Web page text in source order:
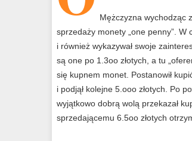
Mężczyzna wychodząc
sprzedaży monety „one penny”. W
i również wykazywał swoje
są one po 1.3oo złotych, a tu
się kupnem monet. Postanowił
i podjął kolejne 5.ooo złotych. Po
wyjątkowo dobrą wolą przekazał
sprzedającemu 6.5oo złotych